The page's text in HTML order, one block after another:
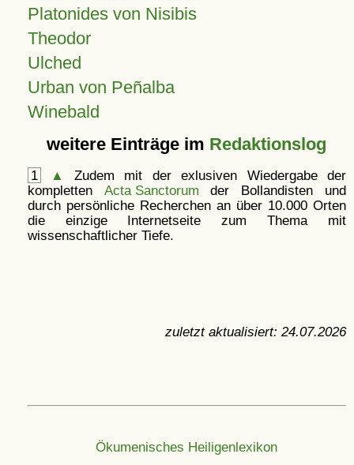
Platonides von Nisibis
Theodor
Ulched
Urban von Peñalba
Winebald
weitere Einträge im Redaktionslog
1 ▲
Zudem mit der exlusiven Wiedergabe der
kompletten Acta Sanctorum der Bollandisten und
durch persönliche Recherchen an über 10.000 Orten
die einzige Internetseite zum Thema mit
wissenschaftlicher Tiefe.
zuletzt aktualisiert: 24.07.2026
Ökumenisches Heiligenlexikon